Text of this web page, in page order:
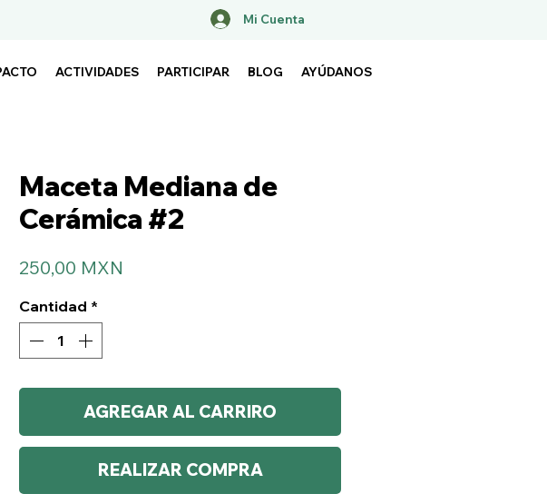
Mi Cuenta
ACTIVIDADES PARTICIPAR BLOG AYÚDANOS
Maceta Mediana de
Cerámica #2
250,00 MXN
Cantidad *
AGREGAR AL CARRIRO
REALIZAR COMPRA